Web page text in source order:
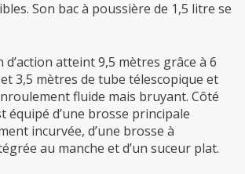
Son bac à poussière de 1,5 litre se
atteint 9,5 mètres grâce à 6
3,5 mètres de tube télescopique et
fluide mais bruyant. Côté
équipé d’une brosse principale
incurvée, d’une brosse à
au manche et d’un suceur plat.